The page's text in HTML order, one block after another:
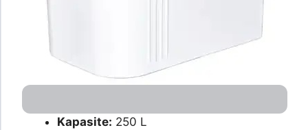
Kapasite: 250 L